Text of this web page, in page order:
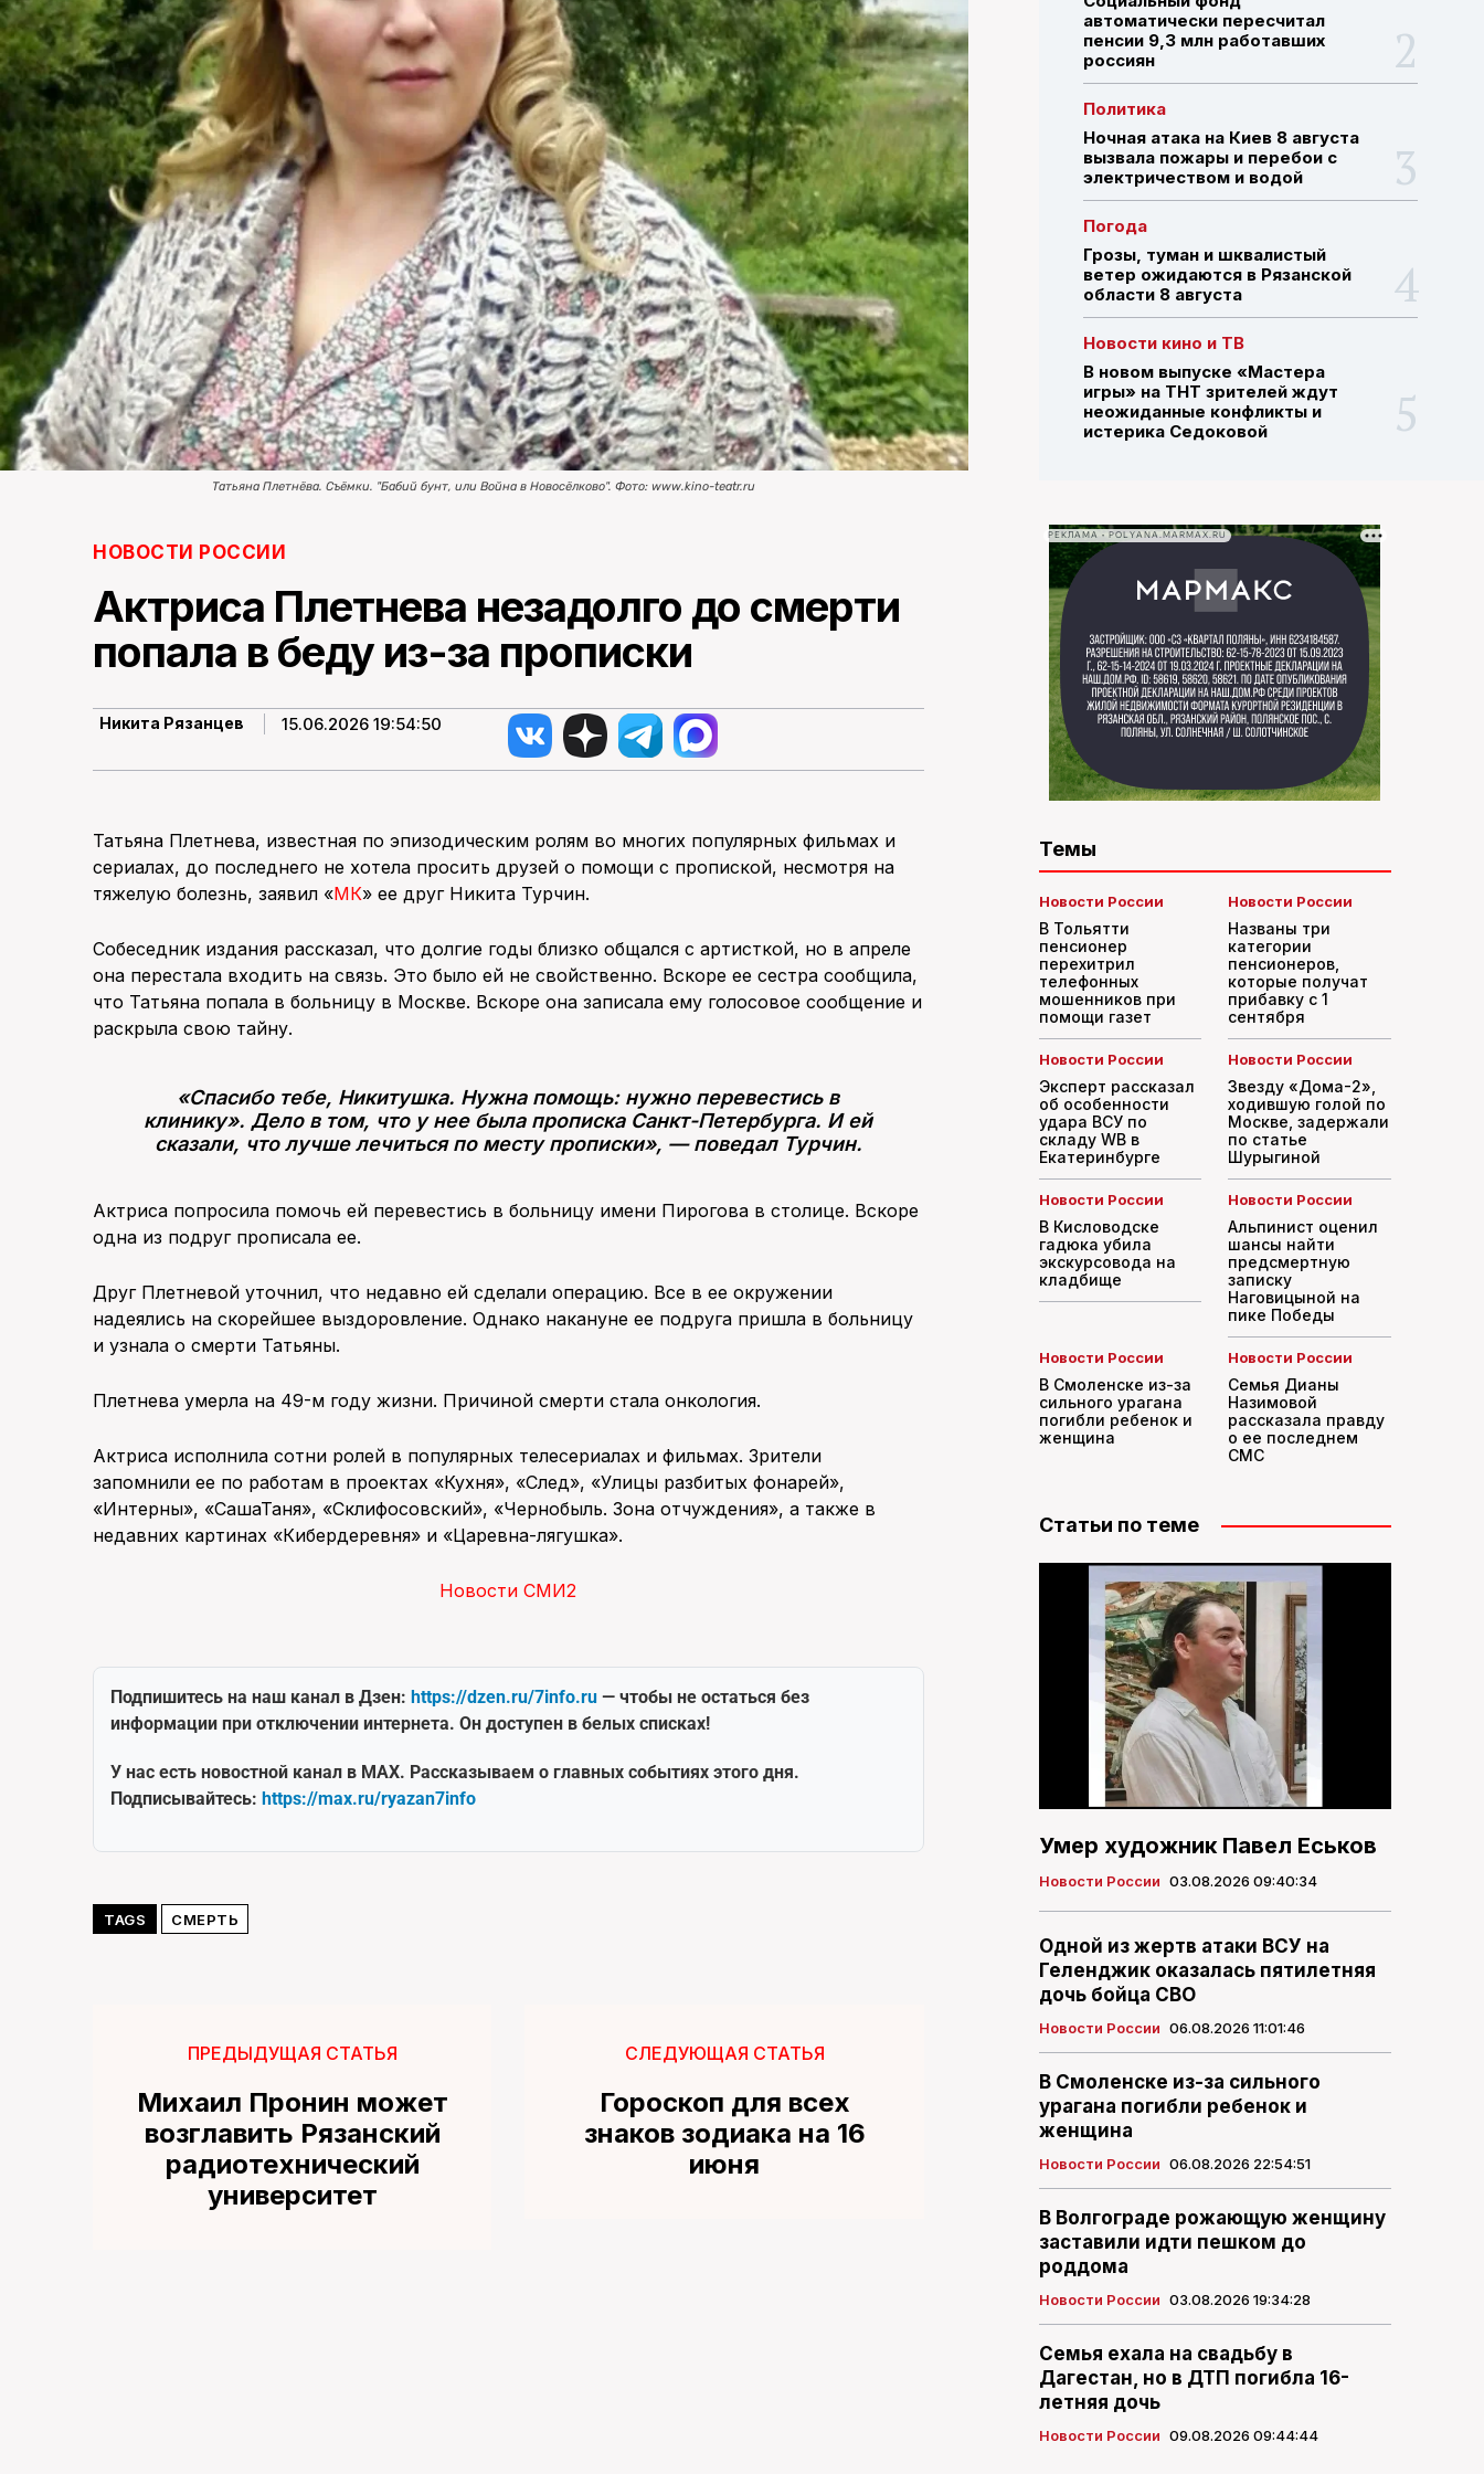
ПОИСК ПО САЙТУ
Татьяна Плетнёва. Съёмки. "Бабий бунт, или Война в Новосёлково". Фото: www.kino-teatr.ru
НОВОСТИ РОССИИ
Актриса Плетнева незадолго до смерти
попала в беду из-за прописки
Никита Рязанцев 15.06.2026 19:54:50
Татьяна Плетнева, известная по эпизодическим ролям во многих популярных фильмах и
сериалах, до последнего не хотела просить друзей о помощи с пропиской, несмотря на
тяжелую болезнь, заявил «МК» ее друг Никита Турчин.
Собеседник издания рассказал, что долгие годы близко общался с артисткой, но в апреле
она перестала входить на связь. Это было ей не свойственно. Вскоре ее сестра сообщила,
что Татьяна попала в больницу в Москве. Вскоре она записала ему голосовое сообщение и
раскрыла свою тайну.
«Спасибо тебе, Никитушка. Нужна помощь: нужно перевестись в
клинику». Дело в том, что у нее была прописка Санкт-Петербурга. И ей
сказали, что лучше лечиться по месту прописки», — поведал Турчин.
Актриса попросила помочь ей перевестись в больницу имени Пирогова в столице. Вскоре
одна из подруг прописала ее.
Друг Плетневой уточнил, что недавно ей сделали операцию. Все в ее окружении
надеялись на скорейшее выздоровление. Однако накануне ее подруга пришла в больницу
и узнала о смерти Татьяны.
Плетнева умерла на 49-м году жизни. Причиной смерти стала онкология.
Актриса исполнила сотни ролей в популярных телесериалах и фильмах. Зрители
запомнили ее по работам в проектах «Кухня», «След», «Улицы разбитых фонарей»,
«Интерны», «СашаТаня», «Склифосовский», «Чернобыль. Зона отчуждения», а также в
недавних картинах «Кибердеревня» и «Царевна-лягушка».
Новости СМИ2
Подпишитесь на наш канал в Дзен: https://dzen.ru/7info.ru — чтобы не остаться без
информации при отключении интернета. Он доступен в белых списках!
У нас есть новостной канал в MAX. Рассказываем о главных событиях этого дня.
Подписывайтесь: https://max.ru/ryazan7info
TAGS СМЕРТЬ
ПРЕДЫДУЩАЯ СТАТЬЯ
Михаил Пронин может
возглавить Рязанский
радиотехнический
университет
СЛЕДУЮЩАЯ СТАТЬЯ
Гороскоп для всех
знаков зодиака на 16
июня
автоматически пересчитал
пенсии 9,3 млн работавших
россиян
Политика
Ночная атака на Киев 8 августа
вызвала пожары и перебои с
электричеством и водой
Погода
Грозы, туман и шквалистый
ветер ожидаются в Рязанской
области 8 августа
Новости кино и ТВ
В новом выпуске «Мастера
игры» на ТНТ зрителей ждут
неожиданные конфликты и
истерика Седоковой
РЕКЛАМА • POLYANA.MARMAX.RU
Темы
Новости России
В Тольятти
пенсионер
перехитрил
телефонных
мошенников при
помощи газет
Новости России
Названы три
категории
пенсионеров,
которые получат
прибавку с 1
сентября
Новости России
Эксперт рассказал
об особенности
удара ВСУ по
складу WB в
Екатеринбурге
Новости России
Звезду «Дома-2»,
ходившую голой по
Москве, задержали
по статье
Шурыгиной
Новости России
В Кисловодске
гадюка убила
экскурсовода на
кладбище
Новости России
Альпинист оценил
шансы найти
предсмертную
записку
Наговицыной на
пике Победы
Новости России
В Смоленске из-за
сильного урагана
погибли ребенок и
женщина
Новости России
Семья Дианы
Назимовой
рассказала правду
о ее последнем
СМС
Статьи по теме
Умер художник Павел Еськов
Новости России 03.08.2026 09:40:34
Одной из жертв атаки ВСУ на
Геленджик оказалась пятилетняя
дочь бойца СВО
Новости России 06.08.2026 11:01:46
В Смоленске из-за сильного
урагана погибли ребенок и
женщина
Новости России 06.08.2026 22:54:51
В Волгограде рожающую женщину
заставили идти пешком до
роддома
Новости России 03.08.2026 19:34:28
Семья ехала на свадьбу в
Дагестан, но в ДТП погибла 16-
летняя дочь
Новости России 09.08.2026 09:44:44